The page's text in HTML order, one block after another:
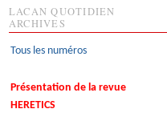
LACAN QUOTIDIEN
ARCHIVES
Tous les numéros
Présentation de la revue
HERETICS